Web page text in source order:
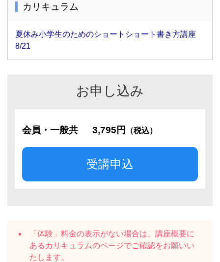
カリキュラム
夏休み小学生のためのショートショート書き方講座
8/21
お申し込み
会員・一般共 3,795円 （税込）
受講申込
「体験」料金の表示がない場合は、講座概要に
ある カリキュラムのページでご確認をお願いい
たします。